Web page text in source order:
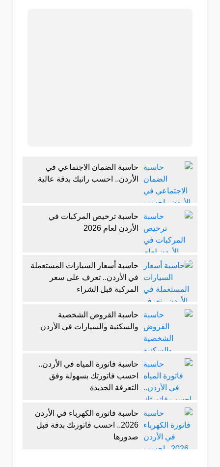
حاسبة الضمان الاجتماعي في
الأردن.. احسب راتبك بدقة عالية
حاسبة ترخيص المركبات في
الأردن لعام 2026
حاسبة أسعار السيارات المستعملة
في الأردن.. تعرف على سعر
المركبة قبل الشراء
حاسبة القروض الشخصية
والسكنية والسيارات في الأردن
حاسبة فاتورة المياه في الأردن..
احسب فاتورتك بسهولة وفق
التعرفة الجديدة
حاسبة فاتورة الكهرباء في الأردن
2026.. احسب فاتورتك بدقة قبل
صدورها